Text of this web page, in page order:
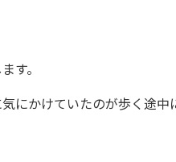
す。
かけていたのが歩く途中